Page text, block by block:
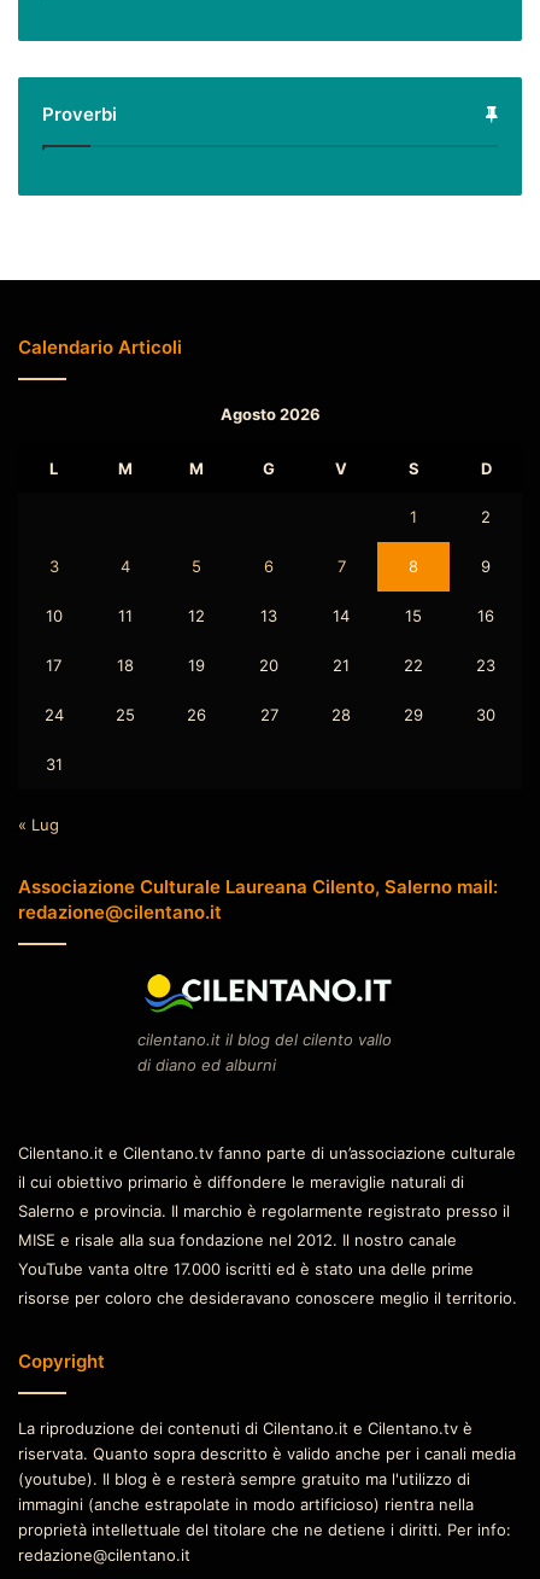
Proverbi
Calendario Articoli
Agosto 2026
L M M G V S D
1 2
3 4 5 6 7 8 9
10 11 12 13 14 15 16
17 18 19 20 21 22 23
24 25 26 27 28 29 30
31
« Lug
Associazione Culturale Laureana Cilento, Salerno mail:
redazione@cilentano.it
cilentano.it il blog del cilento vallo
di diano ed alburni
Cilentano.it e Cilentano.tv fanno parte di un’associazione culturale
il cui obiettivo primario è diffondere le meraviglie naturali di
Salerno e provincia. Il marchio è regolarmente registrato presso il
MISE e risale alla sua fondazione nel 2012. Il nostro canale
YouTube vanta oltre 17.000 iscritti ed è stato una delle prime
risorse per coloro che desideravano conoscere meglio il territorio.
Copyright
La riproduzione dei contenuti di Cilentano.it e Cilentano.tv è
riservata. Quanto sopra descritto è valido anche per i canali media
(youtube). Il blog è e resterà sempre gratuito ma l'utilizzo di
immagini (anche estrapolate in modo artificioso) rientra nella
proprietà intellettuale del titolare che ne detiene i diritti. Per info:
redazione@cilentano.it